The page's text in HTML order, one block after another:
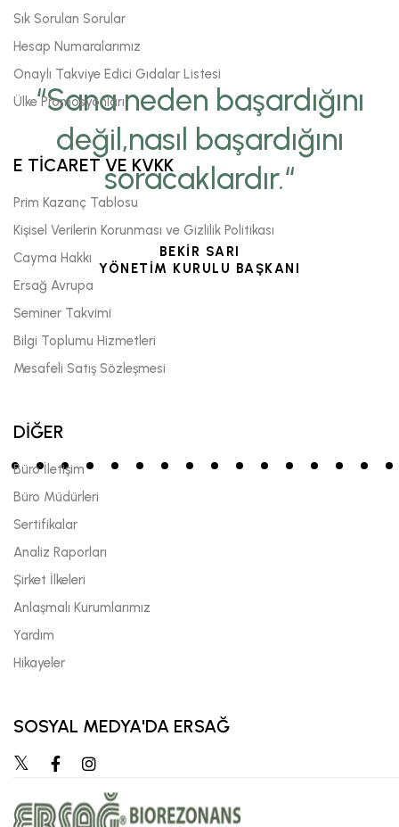
“Sana neden başardığını
değil,nasıl başardığını
soracaklardır.“
BEKİR SARI
YÖNETİM KURULU BAŞKANI
Sık Sorulan Sorular
Hesap Numaralarımız
Onaylı Takviye Edici Gıdalar Listesi
Ülke Promosyonları
E TİCARET VE KVKK
Prim Kazanç Tablosu
Kişisel Verilerin Korunması ve Gizlilik Politikası
Cayma Hakkı
Ersağ Avrupa
Seminer Takvimi
Bilgi Toplumu Hizmetleri
Mesafeli Satış Sözleşmesi
DİĞER
Büro İletişim
Büro Müdürleri
Sertifikalar
Analiz Raporları
Şirket İlkeleri
Anlaşmalı Kurumlarımız
Yardım
Hikayeler
SOSYAL MEDYA'DA ERSAĞ